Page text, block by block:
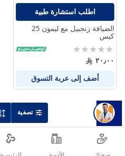
اطلب استشارة طبية
الضيافة زنجبيل مع ليمون 25
كيس
Rating:
٢٠٫٠٠
أضف إلى عربة التسوق
تصفية